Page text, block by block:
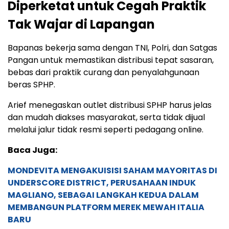
Diperketat untuk Cegah Praktik
Tak Wajar di Lapangan
Bapanas bekerja sama dengan TNI, Polri, dan Satgas
Pangan untuk memastikan distribusi tepat sasaran,
bebas dari praktik curang dan penyalahgunaan
beras SPHP.
Arief menegaskan outlet distribusi SPHP harus jelas
dan mudah diakses masyarakat, serta tidak dijual
melalui jalur tidak resmi seperti pedagang online.
Baca Juga:
MONDEVITA MENGAKUISISI SAHAM MAYORITAS DI
UNDERSCORE DISTRICT, PERUSAHAAN INDUK
MAGLIANO, SEBAGAI LANGKAH KEDUA DALAM
MEMBANGUN PLATFORM MEREK MEWAH ITALIA
BARU